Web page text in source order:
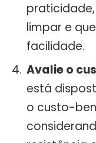
limpar e
facilidade.
Avalie o
está
o custo-